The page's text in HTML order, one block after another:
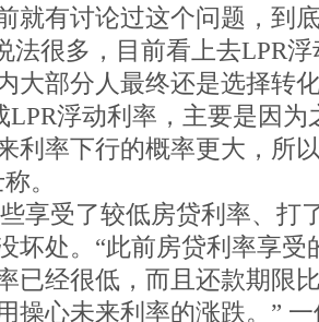
就有讨论过这个问题，到
法很多，目前看上去LPR
大部分人最终还是选择转
LPR浮动利率，主要是因
利率下行的概率更大，所
。
享受了较低房贷利率、打
坏处。“此前房贷利率享受
已经很低，而且还款期限
操心未来利率的涨跌。”